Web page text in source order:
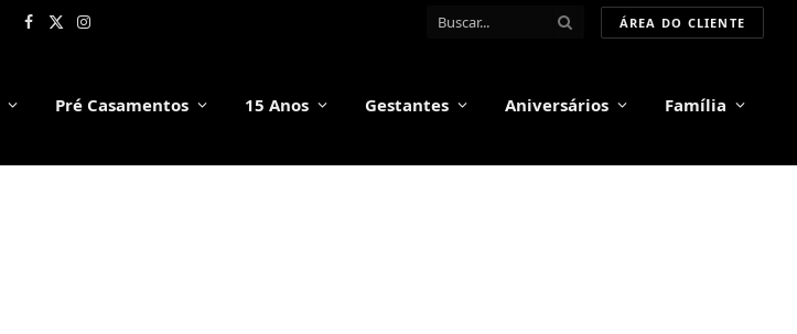
Facebook
X
Instagram ÁREA DO CLIENTE
Pré Casamentos 15 Anos Gestantes Aniversários Família